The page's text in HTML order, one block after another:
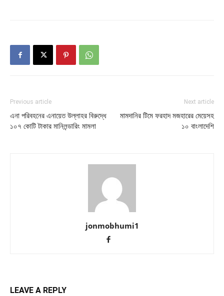
Previous article
এনা পরিবহনের এনায়েত উল্লাহর বিরুদ্ধে
১০৭ কোটি টাকার মানিলন্ডারিং মামলা
Next article
মামদানির টিমে ফরহাদ মজহারের মেয়েসহ
১০ বাংলাদেশি
jonmobhumi1
LEAVE A REPLY